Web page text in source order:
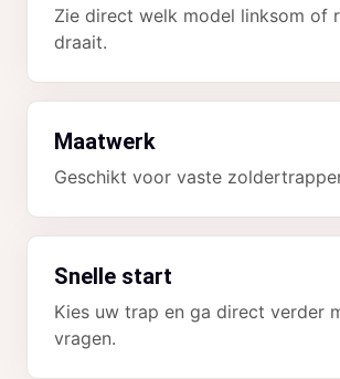
Zie direct welk model linksom of
draait.
Maatwerk
Geschikt voor vaste
Snelle start
Kies uw trap en ga direct verder
vragen.